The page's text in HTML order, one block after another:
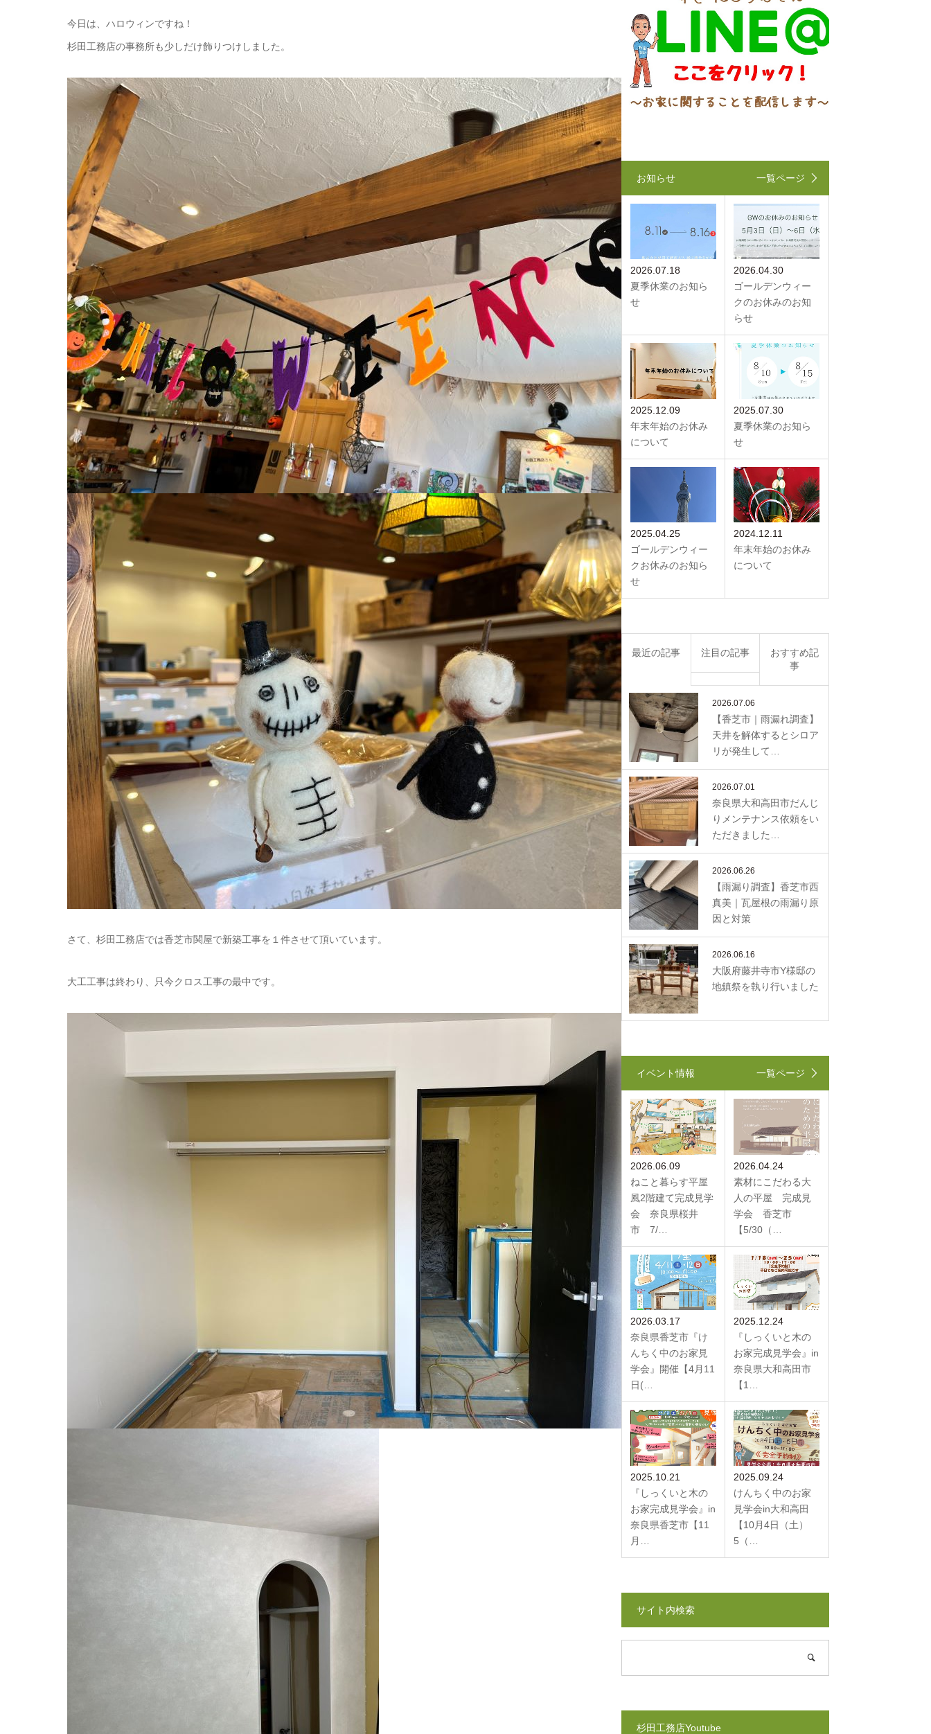
今日は、ハロウィンですね！
杉田工務店の事務所も少しだけ飾りつけしました。
さて、杉田工務店では香芝市関屋で新築工事を１件させて頂いています。
大工工事は終わり、只今クロス工事の最中です。
お知らせ 一覧ページ
2026.07.18
夏季休業のお知ら
せ
2026.04.30
ゴールデンウィー
クのお休みのお知
らせ
2025.12.09
年末年始のお休み
について
2025.07.30
夏季休業のお知ら
せ
2025.04.25
ゴールデンウィー
クお休みのお知ら
せ
2024.12.11
年末年始のお休み
について
最近の記事 注目の記事
おすすめ記
事
2026.07.06
【香芝市｜雨漏れ調査】
天井を解体するとシロア
リが発生して…
2026.07.01
奈良県大和高田市だんじ
りメンテナンス依頼をい
ただきました…
2026.06.26
【雨漏り調査】香芝市西
真美｜瓦屋根の雨漏り原
因と対策
2026.06.16
大阪府藤井寺市Y様邸の
地鎮祭を執り行いました
イベント情報 一覧ページ
2026.06.09
ねこと暮らす平屋
風2階建て完成見学
会 奈良県桜井
市 7/…
2026.04.24
素材にこだわる大
人の平屋 完成見
学会 香芝市
【5/30（…
2026.03.17
奈良県香芝市『け
んちく中のお家見
学会』開催【4月11
日(…
2025.12.24
『しっくいと木の
お家完成見学会』in
奈良県大和高田市
【1…
2025.10.21
『しっくいと木の
お家完成見学会』in
奈良県香芝市【11
月…
2025.09.24
けんちく中のお家
見学会in大和高田
【10月4日（土）
5（…
サイト内検索
杉田工務店Youtube